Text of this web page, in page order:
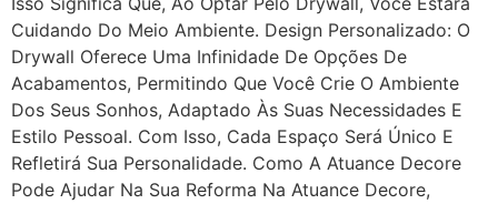
Cuidando Do Meio Ambiente. Design Personalizado: O
Drywall Oferece Uma Infinidade De Opções De
Acabamentos, Permitindo Que Você Crie O Ambiente
Dos Seus Sonhos, Adaptado Às Suas Necessidades E
Estilo Pessoal. Com Isso, Cada Espaço Será Único E
Refletirá Sua Personalidade. Como A Atuance Decore
Pode Ajudar Na Sua Reforma Na Atuance Decore,